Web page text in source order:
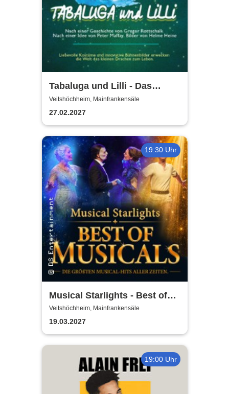
Tabaluga und Lilli - Das
drachenstarke Musical für die
ganze Familie
Veitshöchheim, Mainfrankensäle
27.02.2027
19:30 Uhr
Musical Starlights - Best of
Musicals
Veitshöchheim, Mainfrankensäle
19.03.2027
19:00 Uhr